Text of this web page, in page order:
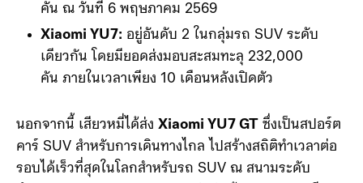
(ช่วง ม.ค. – เม.ย. 2569) โดยรุ่น New-
Generation มียอดคำสั่งซื้อช่วงแรกทะลุ 80,000
คัน ณ วันที่ 6 พฤษภาคม 2569
Xiaomi YU7:อยู่อันดับ 2 ในกลุ่มรถ SUV ระดับ
คัน ภายในเวลาเพียง 10 เดือนหลังเปิดตัว
นอกจากนี้ เสียวหมี่ได้ส่งXiaomi YU7 GTซึ่งเป็นสปอร์ต